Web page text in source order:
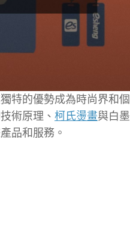
特的優勢成為時尚界和個
術原理、 柯氏燙畫與白墨
品和服務。